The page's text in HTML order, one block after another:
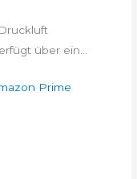
über ein...